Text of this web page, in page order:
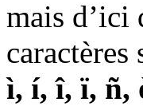
mais d’ici
ì, í, î, ï, ñ,